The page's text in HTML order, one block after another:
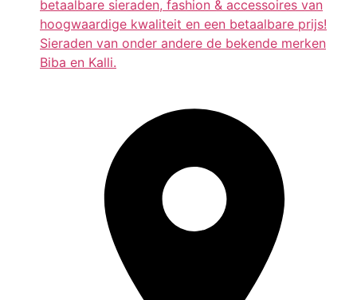
betaalbare sieraden, fashion & accessoires van
hoogwaardige kwaliteit en een betaalbare prijs!
Sieraden van onder andere de bekende merken
Biba en Kalli.